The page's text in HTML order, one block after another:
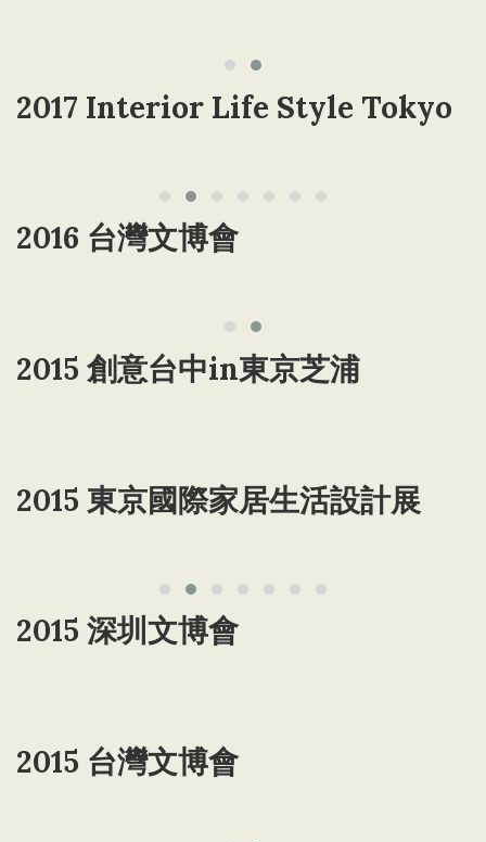
2017 Interior Life Style Tokyo
2016 台灣文博會
2015 創意台中in東京芝浦
2015 東京國際家居生活設計展
2015 深圳文博會
2015 台灣文博會